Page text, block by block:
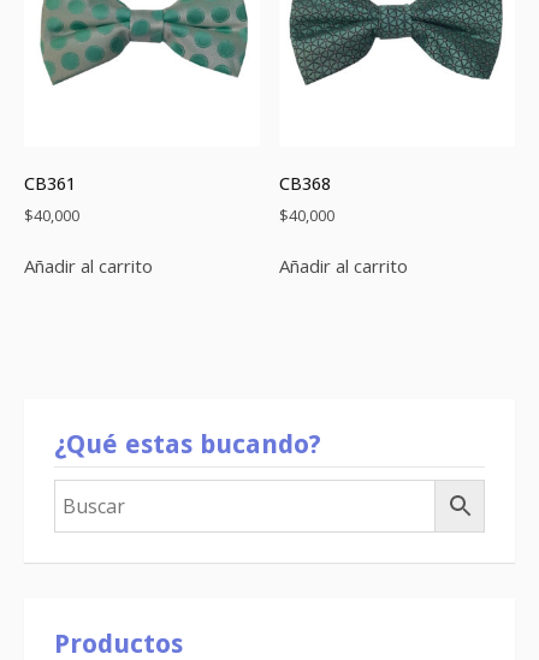
CB361
$40,000
Añadir al carrito
CB368
$40,000
Añadir al carrito
¿Qué estas bucando?
Productos